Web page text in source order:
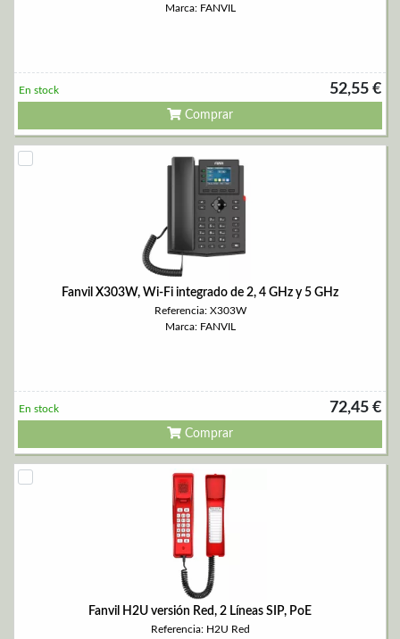
Marca: FANVIL
52,55 €
En stock
Comprar
Fanvil X303W, Wi-Fi integrado de 2, 4 GHz y 5 GHz
Referencia: X303W
Marca: FANVIL
72,45 €
En stock
Comprar
Fanvil H2U versión Red, 2 Líneas SIP, PoE
Referencia: H2U Red